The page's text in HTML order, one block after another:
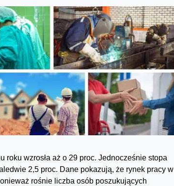
roku wzrosła aż o 29 proc. Jednocześnie stopa
2,5 proc. Dane pokazują, że rynek pracy w
rośnie liczba osób poszukujących